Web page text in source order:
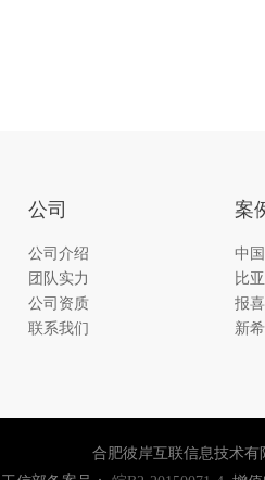
公司
公司介绍
团队实力
公司资质
联系我们
案
中
比
报
新
合肥彼岸互联信息技术有